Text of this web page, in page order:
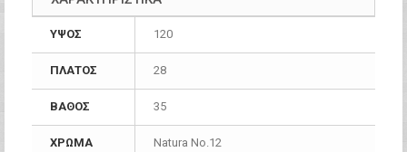
ΥΨΟΣ 120
ΠΛΑΤΟΣ 28
ΒΑΘΟΣ 35
ΧΡΩΜΑ Natura Νο.12